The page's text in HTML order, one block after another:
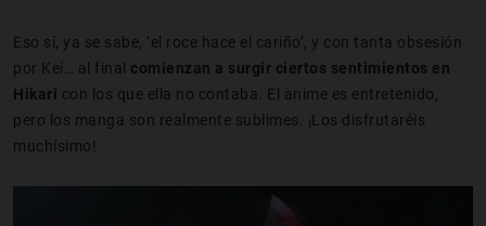
Eso sí, ya se sabe, ‘el roce hace el cariño’, y con tanta obsesión
por Kei… al final comienzan a surgir ciertos sentimientos en
Hikari con los que ella no contaba. El anime es entretenido,
pero los manga son realmente sublimes. ¡Los disfrutaréis
muchísimo!